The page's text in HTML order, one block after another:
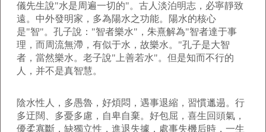
儀先生說"水是周遍一切的"。古人淡泊明志，必寧靜致
遠。中外發明家，多為陽水之功能。陽水的核心
是"智"。孔子說："智者樂水"，朱熹解為"智者達于事
理，而周流無滯，有似于水，故樂水。"孔子是大智
者，當然樂水。老子說"上善若水"。但是知而不行的
人，并不是真智慧。
陰水性人，多愚魯，好煩悶，遇事退縮，習慣邋遢。行
多迂闊、多憂多慮，自卑自棄。好包屈，喜生回頭氣，
優柔寡斷，缺獨立性，進退失據，處事失機后時，一生